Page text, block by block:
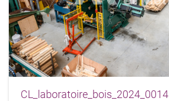
CL_laboratoire_bois_2024_0014